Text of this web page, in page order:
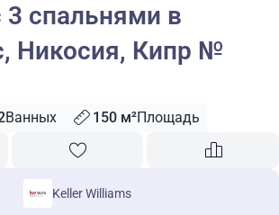
3 спальнями в
Никосия, Кипр №
Ванных 150 м²Площадь
Keller Williams